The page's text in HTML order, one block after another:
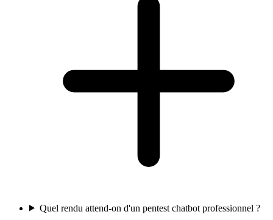
Quel rendu attend-on d'un pentest chatbot professionnel ?